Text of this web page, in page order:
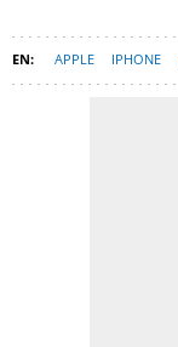
APPLE IPHONE